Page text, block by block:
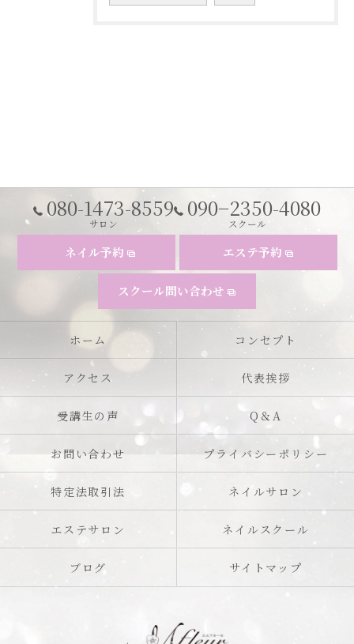
080-1473-8559
サロン
090−2350-4080
スクール
ネイル予約
スクール問い合わせ
エステ予約
ホーム コンセプト
アクセス 代表挨拶
受講生の声 Q＆A
お問い合わせ プライバシーポリシー
特定法取引法 ネイルサロン
エステサロン ネイルスクール
ブログ サイトマップ